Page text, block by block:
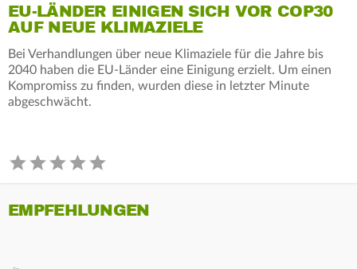
EU-LÄNDER EINIGEN SICH VOR COP30
AUF NEUE KLIMAZIELE
Bei Verhandlungen über neue Klimaziele für die Jahre bis
2040 haben die EU-Länder eine Einigung erzielt. Um einen
Kompromiss zu finden, wurden diese in letzter Minute
abgeschwächt.
EMPFEHLUNGEN